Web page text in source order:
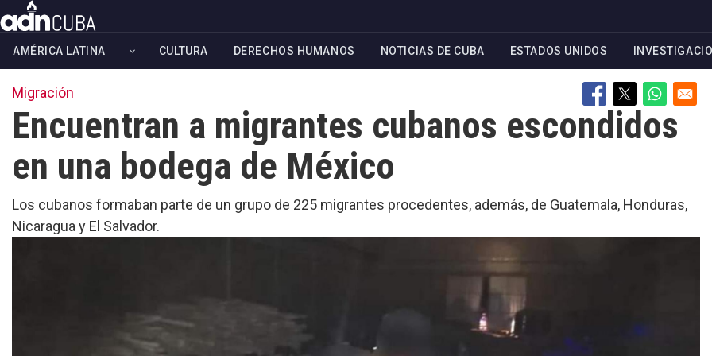
Skip
to
main
AMÉRICA LATINA CULTURA DERECHOS HUMANOS NOTICIAS DE CUBA ESTADOS UNIDOS
Migración
Encuentran a migrantes cubanos escondidos
en una bodega de México
Los cubanos formaban parte de un grupo de 225 migrantes procedentes, además, de Guatemala, Honduras,
Nicaragua y El Salvador.